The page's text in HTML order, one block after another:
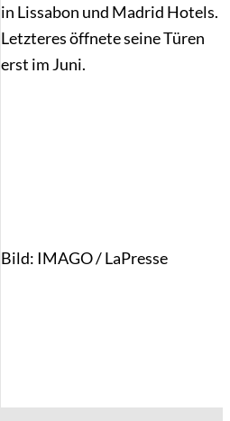
in Lissabon und Madrid Hotels.
Letzteres öffnete seine Türen
erst im Juni.
Bild: IMAGO / LaPresse